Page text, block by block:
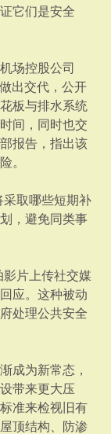
它们是安全
场控股公司
出交代，公开
板与排水系统
间，同时也交
报告，指出该
。
采取哪些短期补
，避免同类事
影片上传社交媒
应。这种被动
处理公共安全
成为新常态，
带来更大压
准来检视旧有
顶结构、防渗